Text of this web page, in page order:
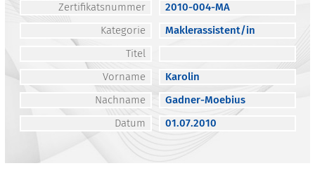
Zertifikatsnummer
2010-004-MA
Kategorie
Maklerassistent/in
Titel
Vorname
Karolin
Nachname
Gadner-Moebius
Datum
01.07.2010